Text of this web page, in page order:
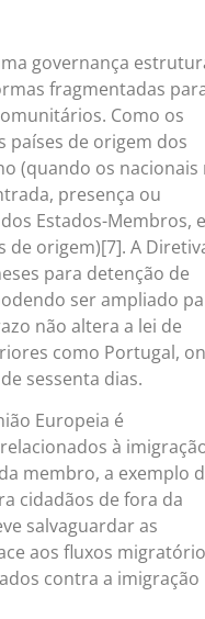
governança
fragmentadas
Como os
países de origem dos
(quando os nacionais
presença ou
Estados-Membros,
de origem)[7]. A
para detenção de
ser ampliado
não altera a lei de
como Portugal,
sessenta dias.
Europeia é
à
membro, a exemplo
cidadãos de fora da
salvaguardar as
aos fluxos
contra a imigração